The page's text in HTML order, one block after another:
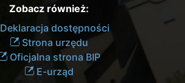
Zobacz również:
Deklaracja dostępności
Strona urzędu
Oficjalna strona BIP
E-urząd